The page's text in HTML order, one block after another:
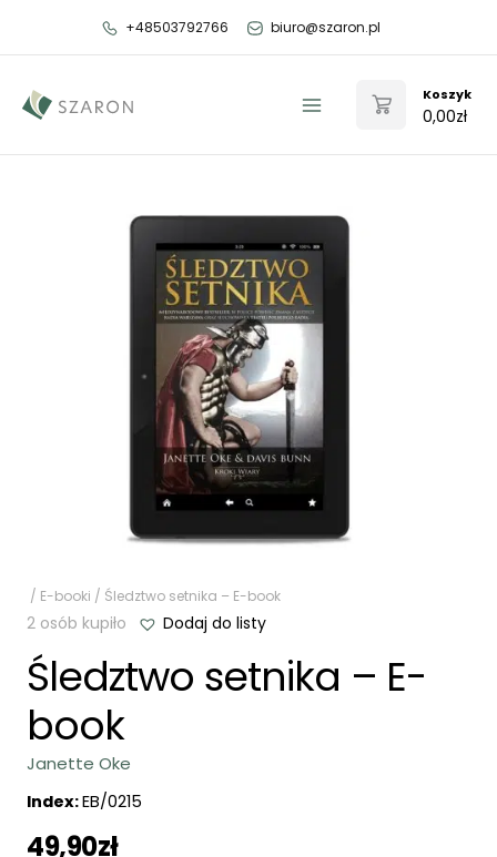
+48503792766 biuro@szaron.pl
Menu
Koszyk
0,00zł
/ E-booki / Śledztwo setnika – E-book
2 osób kupiło Dodaj do listy
Śledztwo setnika – E-
book
Janette Oke
Index:EB/0215
49,90zł